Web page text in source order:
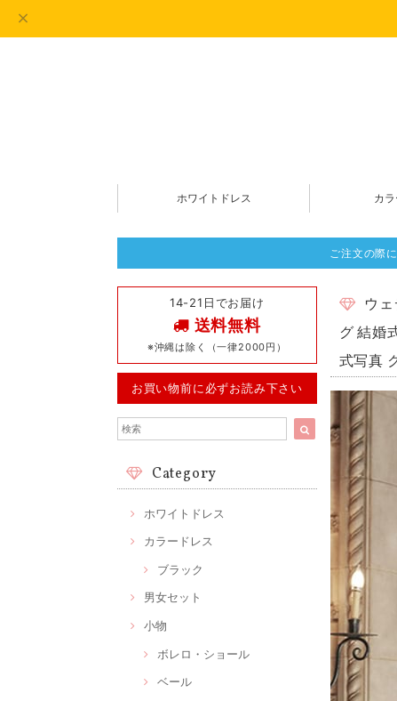
ホワイトドレス カ
ご注文の際
14-21日でお届け
送料無料
※沖縄は除く（一律2000円）
お買い物前に必ずお読み下さい
Category
ホワイトドレス
カラードレス
ブラック
男女セット
小物
ボレロ・ショール
ベール
ウ
グ 結婚
式写真